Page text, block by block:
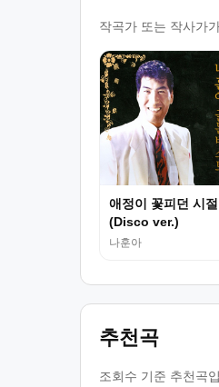
작곡가 또는 작사가
애정이 꽃피던 시절
(Disco ver.)
나훈아
추천곡
조회수 기준 추천곡